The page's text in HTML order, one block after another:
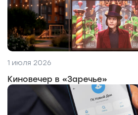
1 июля 2026
Киновечер в «Заречье»